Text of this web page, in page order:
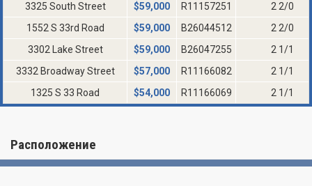
3325 South Street
$59,000 R11157251
2 2/0
1552 S 33rd Road
$59,000 B26044512
2 2/0
3302 Lake Street
$59,000 B26047255
2 1/1
3332 Broadway Street
$57,000 R11166082
2 1/1
1325 S 33 Road
$54,000 R11166069 2 1/1
Расположение